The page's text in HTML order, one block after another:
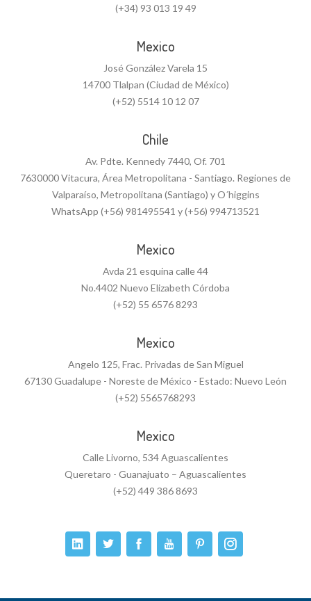
(+34) 93 013 19 49
Mexico
José González Varela 15
14700 Tlalpan (Ciudad de México)
(+52) 5514 10 12 07
Chile
Av. Pdte. Kennedy 7440, Of. 701
7630000 Vitacura, Área Metropolitana - Santiago. Regiones de
Valparaíso, Metropolitana (Santiago) y O´higgins
WhatsApp (+56) 981495541 y (+56) 994713521
Mexico
Avda 21 esquina calle 44
No.4402 Nuevo Elizabeth Córdoba
(+52) 55 6576 8293
Mexico
Angelo 125, Frac. Privadas de San Miguel
67130 Guadalupe - Noreste de México - Estado: Nuevo León
(+52) 5565768293
Mexico
Calle Livorno, 534 Aguascalientes
Queretaro - Guanajuato – Aguascalientes
(+52) 449 386 8693